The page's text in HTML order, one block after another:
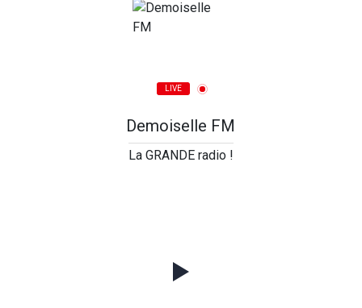
LIVE
Demoiselle FM
La GRANDE radio !